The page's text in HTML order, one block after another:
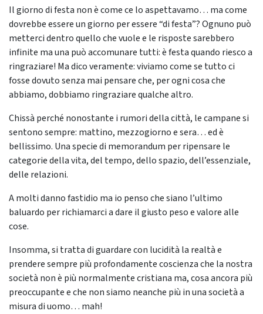
Il giorno di festa non è come ce lo aspettavamo… ma come
dovrebbe essere un giorno per essere “di festa”? Ognuno può
metterci dentro quello che vuole e le risposte sarebbero
infinite ma una può accomunare tutti: è festa quando riesco a
ringraziare! Ma dico veramente: viviamo come se tutto ci
fosse dovuto senza mai pensare che, per ogni cosa che
abbiamo, dobbiamo ringraziare qualche altro.
Chissà perché nonostante i rumori della città, le campane si
sentono sempre: mattino, mezzogiorno e sera… ed è
bellissimo. Una specie di memorandum per ripensare le
categorie della vita, del tempo, dello spazio, dell’essenziale,
delle relazioni.
A molti danno fastidio ma io penso che siano l’ultimo
baluardo per richiamarci a dare il giusto peso e valore alle
cose.
Insomma, si tratta di guardare con lucidità la realtà e
prendere sempre più profondamente coscienza che la nostra
società non è più normalmente cristiana ma, cosa ancora più
preoccupante e che non siamo neanche più in una società a
misura di uomo… mah!